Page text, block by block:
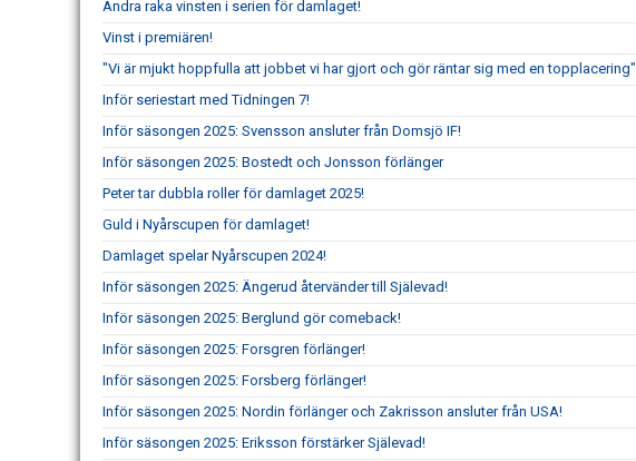
Andra raka vinsten i serien för damlaget!
Vinst i premiären!
"Vi är mjukt hoppfulla att jobbet vi har gjort och gör räntar sig med en topplacering"
Inför seriestart med Tidningen 7!
Inför säsongen 2025: Svensson ansluter från Domsjö IF!
Inför säsongen 2025: Bostedt och Jonsson förlänger
Peter tar dubbla roller för damlaget 2025!
Guld i Nyårscupen för damlaget!
Damlaget spelar Nyårscupen 2024!
Inför säsongen 2025: Ängerud återvänder till Själevad!
Inför säsongen 2025: Berglund gör comeback!
Inför säsongen 2025: Forsgren förlänger!
Inför säsongen 2025: Forsberg förlänger!
Inför säsongen 2025: Nordin förlänger och Zakrisson ansluter från USA!
Inför säsongen 2025: Eriksson förstärker Själevad!